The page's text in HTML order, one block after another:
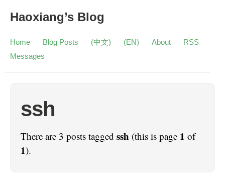
Haoxiang’s Blog
Home Blog Posts (中文) (EN) About
RSS
Messages
ssh
There are 3 posts tagged ssh (this is page 1 of
1).